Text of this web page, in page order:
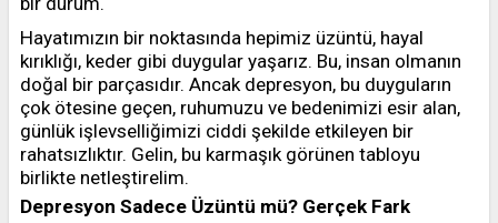
Hayatımızın bir noktasında hepimiz üzüntü, hayal
kırıklığı, keder gibi duygular yaşarız. Bu, insan olmanın
doğal bir parçasıdır. Ancak depresyon, bu duyguların
çok ötesine geçen, ruhumuzu ve bedenimizi esir alan,
günlük işlevselliğimizi ciddi şekilde etkileyen bir
rahatsızlıktır. Gelin, bu karmaşık görünen tabloyu
birlikte netleştirelim.
Depresyon Sadece Üzüntü mü? Gerçek Fark